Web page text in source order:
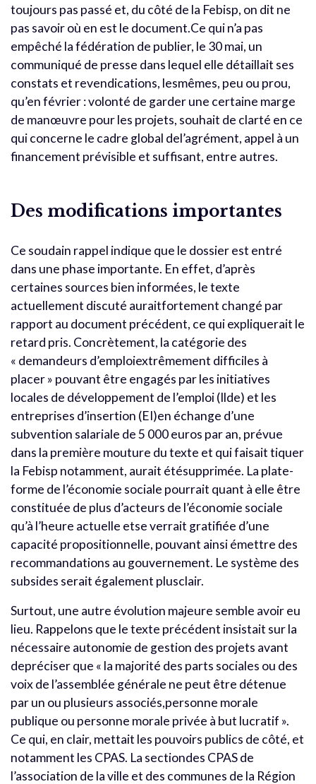
toujours pas passé et, du côté de la Febisp, on dit ne
pas savoir où en est le document.Ce qui n’a pas
empêché la fédération de publier, le 30 mai, un
communiqué de presse dans lequel elle détaillait ses
constats et revendications, lesmêmes, peu ou prou,
qu’en février : volonté de garder une certaine marge
de manœuvre pour les projets, souhait de clarté en ce
qui concerne le cadre global del’agrément, appel à un
financement prévisible et suffisant, entre autres.
Des modifications importantes
Ce soudain rappel indique que le dossier est entré
dans une phase importante. En effet, d’après
certaines sources bien informées, le texte
actuellement discuté auraitfortement changé par
rapport au document précédent, ce qui expliquerait le
retard pris. Concrètement, la catégorie des
« demandeurs d’emploiextrêmement difficiles à
placer » pouvant être engagés par les initiatives
locales de développement de l’emploi (Ilde) et les
entreprises d’insertion (EI)en échange d’une
subvention salariale de 5 000 euros par an, prévue
dans la première mouture du texte et qui faisait tiquer
la Febisp notamment, aurait étésupprimée. La plate-
forme de l’économie sociale pourrait quant à elle être
constituée de plus d’acteurs de l’économie sociale
qu’à l’heure actuelle etse verrait gratifiée d’une
capacité propositionnelle, pouvant ainsi émettre des
recommandations au gouvernement. Le système des
subsides serait également plusclair.
Surtout, une autre évolution majeure semble avoir eu
lieu. Rappelons que le texte précédent insistait sur la
nécessaire autonomie de gestion des projets avant
depréciser que « la majorité des parts sociales ou des
voix de l’assemblée générale ne peut être détenue
par un ou plusieurs associés,personne morale
publique ou personne morale privée à but lucratif ».
Ce qui, en clair, mettait les pouvoirs publics de côté, et
notamment les CPAS. La sectiondes CPAS de
l’association de la ville et des communes de la Région